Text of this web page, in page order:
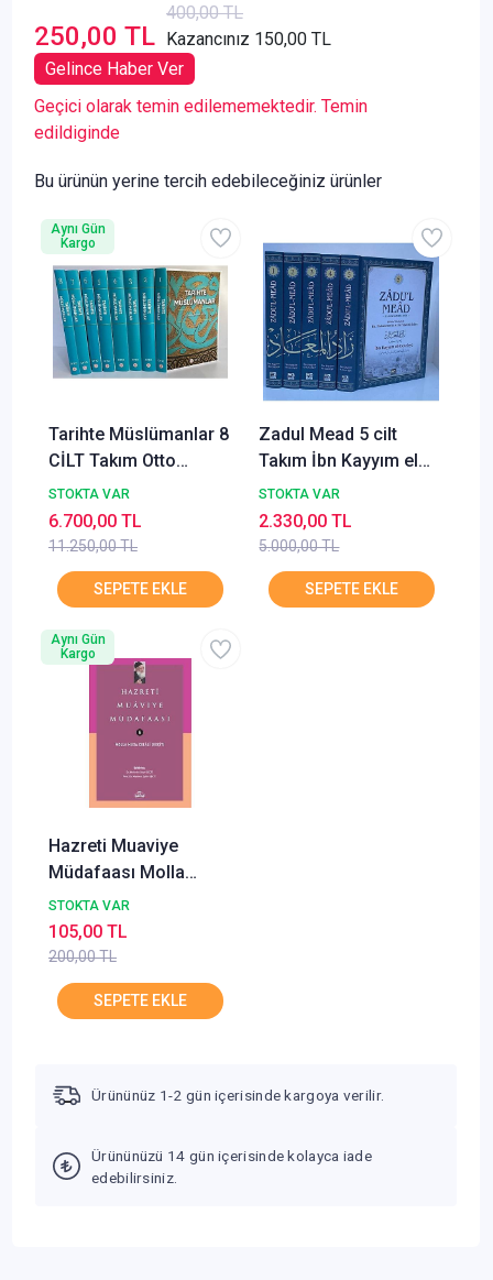
250,00 TL
400,00 TL
Kazancınız 150,00 TL
Gelince Haber Ver
Geçici olarak temin edilememektedir. Temin
edildiginde
Bu ürünün yerine tercih edebileceğiniz ürünler
Tarihte Müslümanlar 8
CİLT Takım Otto
Yayınları
STOKTA VAR
11.250,00 TL
6.700,00 TL
Aynı Gün
Kargo
Zadul Mead 5 cilt
Takım İbn Kayyım el
Cevziyye Polen
Karınca
STOKTA VAR
5.000,00 TL
2.330,00 TL
Hazreti Muaviye
Müdafaası Molla
Musa Celali
STOKTA VAR
200,00 TL
105,00 TL
Aynı Gün
Kargo
Ürününüz 1-2 gün içerisinde kargoya verilir.
Ürününüzü 14 gün içerisinde kolayca iade
edebilirsiniz.